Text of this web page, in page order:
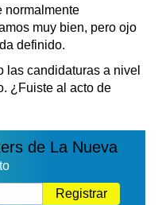
de urgencia
normalmente
muy bien, pero ojo
definido.
las candidaturas a nivel
¿Fuiste al acto de
de La Nueva
Registrar